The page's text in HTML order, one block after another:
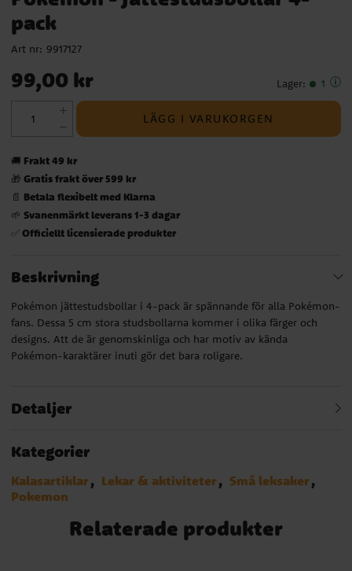
pack
Art nr: 9917127
Pris: 99,00 kr
99,00 kr Lager: 1
LÄGG I VARUKORGEN
🚚 Frakt 49 kr
🎁 Gratis frakt över 599 kr
📄 Betala flexibelt med Klarna
🌱 Svanenmärkt leverans 1-3 dagar
✅ Officiellt licensierade produkter
Beskrivning
Pokémon jättestudsbollar i 4-pack är spännande för alla Pokémon-
fans. Dessa 5 cm stora studsbollarna kommer i olika färger och
designs. Att de är genomskinliga och har motiv av kända
Pokémon-karaktärer inuti gör det bara roligare.
Detaljer
Kategorier
Kalasartiklar Lekar & aktiviteter
Små leksaker
Pokemon
Relaterade produkter